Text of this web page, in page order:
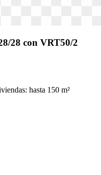
28 con VRT50/2
hasta 150 m²